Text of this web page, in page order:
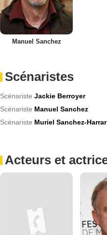
Manuel Sanchez
Scénaristes
Scénariste Jackie Berroyer
Scénariste Manuel Sanchez
Scénariste Muriel Sanchez-Harrar
Acteurs et